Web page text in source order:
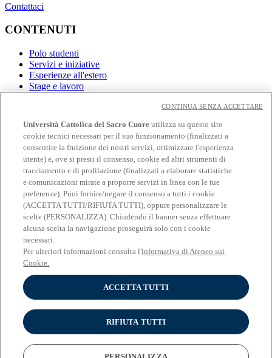
Contattaci
CONTENUTI
Polo studenti
Servizi e iniziative
Esperienze all'estero
Stage e lavoro
Contatti
Eventi
Avvisi
Social
Facebook
𝕏
Linkedin
Youtube
Instagram
Telegram
Spotify
© Università Cattolica del Sacro Cuore - Largo A. Gemelli 1, 20123
Milano - PI 02133120150
Impostazione dei Cookies
Università Cattolica del Sacro Cuore utilizza su questo sito
cookie tecnici necessari per il suo funzionamento (finalizzati a
consentire la fruizione dei nostri servizi, ottimizzare l'esperienza
utente) e, ove si presti il consenso, cookie ed altri strumenti di
tracciamento e di profilazione (finalizzati a elaborare statistiche
e comunicazioni mirate a proporre servizi in linea con le tue
preferenze). Puoi fornire/negare il consenso a tutti i cookie
(ACCETTA TUTTI/RIFIUTA TUTTI), oppure personalizzare le
scelte (PERSONALIZZA). Chiudendo il banner senza effettuare
alcuna scelta la navigazione proseguirà solo con i cookie
necessari.
Per ulteriori informazioni consulta l'informativa di Ateneo sui
Cookie.
ACCETTA TUTTI
RIFIUTA TUTTI
CONTINUA SENZA ACCETTARE